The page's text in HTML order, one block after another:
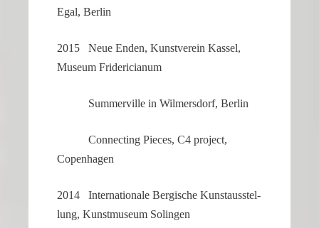
Egal, Berlin
2015 Neue Enden, Kunst­verein Kassel,
Museum Fridericianum
Summer­ville in Wilmers­dorf, Berlin
Connec­ting Pieces, C4 project,
Copenhagen
2014 Inter­na­tio­nale Bergi­sche Kunst­aus­stel­
lung, Kunst­mu­seum Solingen